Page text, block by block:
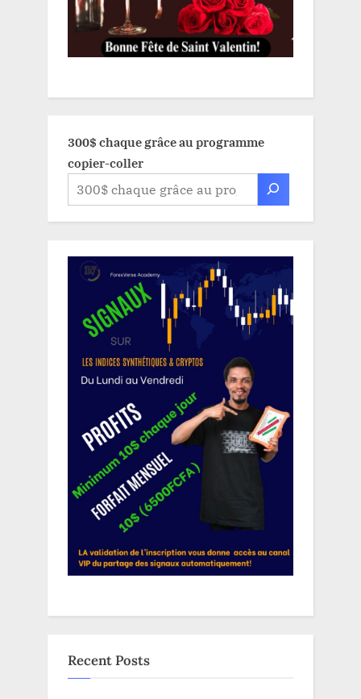
300$ chaque grâce au programme
copier-coller
Recent Posts